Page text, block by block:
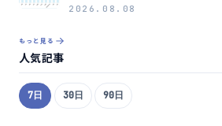
2026.08.08
もっと見る
人気記事
7日 30日 90日